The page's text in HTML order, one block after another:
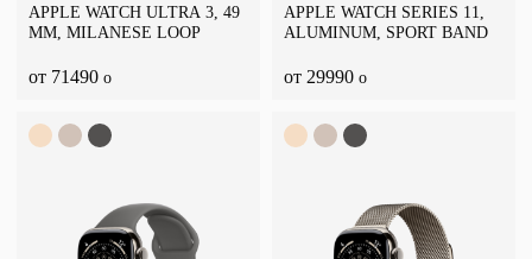
APPLE WATCH ULTRA 3, 49
ММ, MILANESE LOOP
от 71490 o
APPLE WATCH SERIES 11,
ALUMINUM, SPORT BAND
от 29990 o